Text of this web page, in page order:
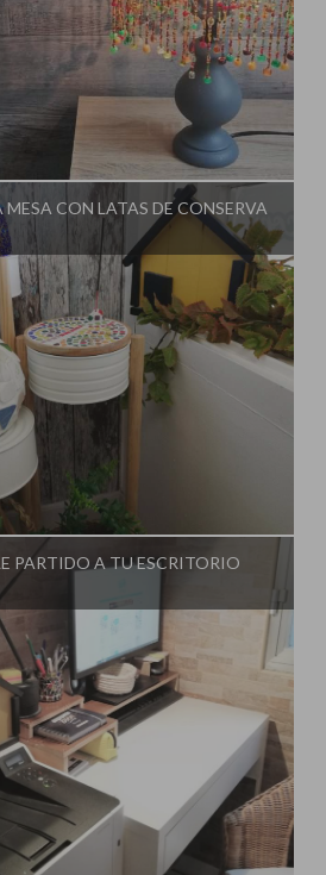
El Taller de Ire
CON LATAS DE CONSERVA
El Taller de Ire
PARTIDO A TU ESCRITORIO
El Taller de Ire